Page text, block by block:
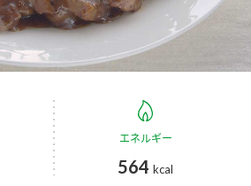
たれ
中華
取り組み
エネルギー
564 kcal